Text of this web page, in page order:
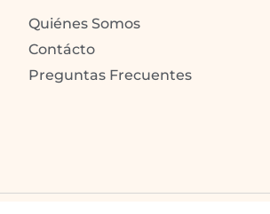
Quiénes Somos
Contácto
Preguntas Frecuentes